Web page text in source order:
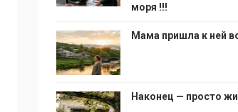
моря !!!
Мама пришла к ней
Наконец — просто